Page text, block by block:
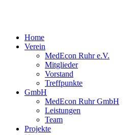
Home
Verein
MedEcon Ruhr e.V.
Mitglieder
Vorstand
Treffpunkte
GmbH
MedEcon Ruhr GmbH
Leistungen
Team
Projekte